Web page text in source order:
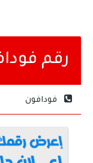
رقم فودافون
فودافون